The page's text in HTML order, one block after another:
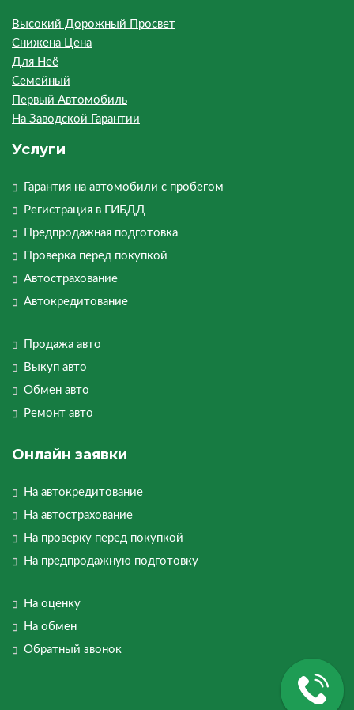
Высокий Дорожный Просвет
Снижена Цена
Для Неё
Семейный
Первый Автомобиль
На Заводской Гарантии
Услуги
Гарантия на автомобили с пробегом
Регистрация в ГИБДД
Предпродажная подготовка
Проверка перед покупкой
Автострахование
Автокредитование
Продажа авто
Выкуп авто
Обмен авто
Ремонт авто
Онлайн заявки
На автокредитование
На автострахование
На проверку перед покупкой
На предпродажную подготовку
На оценку
На обмен
Обратный звонок